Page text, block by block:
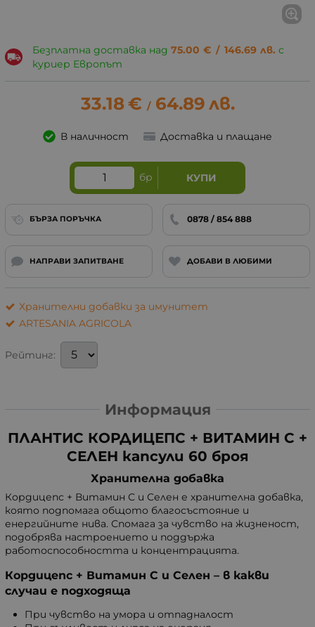
Безплатна доставка над 75.00 € / 146.69 лв. с
куриер Европът
33.18€ / 64.89 лв.
В наличност Доставка и плащане
бр КУПИ
БЪРЗА ПОРЪЧКА 0878 / 854 888
НАПРАВИ ЗАПИТВАНЕ ДОБАВИ В ЛЮБИМИ
Хранителни добавки за имунитет
ARTESANIA AGRICOLA
Рейтинг:
Информация
ПЛАНТИС КОРДИЦЕПС + ВИТАМИН С +
СЕЛЕН капсули 60 броя
Хранителна добавка
Кордицепс + Витамин С и Селен е хранителна добавка,
която подпомага общото благосъстояние и
енергийните нива. Спомага за чувство на жизненост,
подобрява настроението и поддържа
работоспособността и концентрацията.
Кордицепс + Витамин С и Селен – в какви
случаи е подходяща
При чувство на умора и отпадналост